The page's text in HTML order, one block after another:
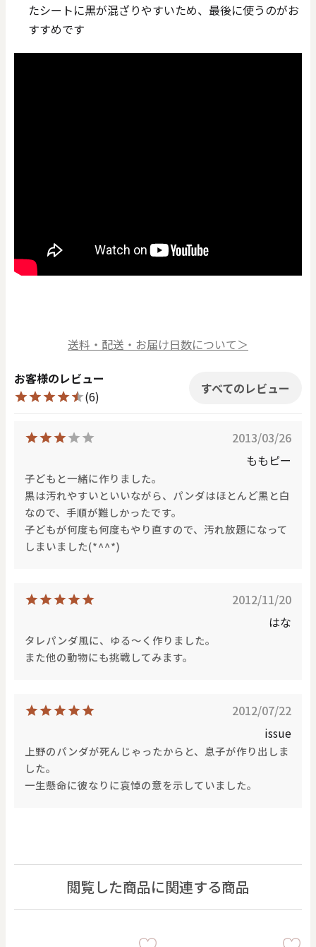
たシートに黒が混ざりやすいため、最後に使うのがお
すすめです
送料・配送・お届け日数について＞
お客様のレビュー
(6)
すべてのレビュー
2013/03/26
ももピー
子どもと一緒に作りました。
黒は汚れやすいといいながら、パンダはほとんど黒と白
なので、手順が難しかったです。
子どもが何度も何度もやり直すので、汚れ放題になって
しまいました(*^^*)
2012/11/20
はな
タレパンダ風に、ゆる〜く作りました。
また他の動物にも挑戦してみます。
2012/07/22
issue
上野のパンダが死んじゃったからと、息子が作り出しま
した。
一生懸命に彼なりに哀悼の意を示していました。
閲覧した商品に関連する商品